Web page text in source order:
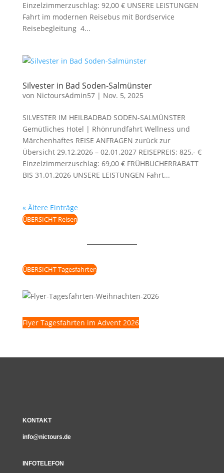
Einzelzimmerzuschlag: 92,00 € UNSERE LEISTUNGEN
Fahrt im modernen Reisebus mit Bordservice
Reisebegleitung 4...
Silvester in Bad Soden-Salmünster
von NictoursAdmin57| Nov. 5, 2025
SILVESTER IM HEILBADBAD SODEN-SALMÜNSTER
Gemütliches Hotel | Rhönrundfahrt Wellness und
Märchenhaftes REISE ANFRAGEN zurück zur
Übersicht 29.12.2026 – 02.01.2027 REISEPREIS: 825,- €
Einzelzimmerzuschlag: 69,00 € FRÜHBUCHERRABATT
BIS 31.01.2026 UNSERE LEISTUNGEN Fahrt...
« Ältere Einträge
ÜBERSICHT Reisen
ÜBERSICHT Tagesfahrten
Flyer Tagesfahrten im Advent 2026
KONTAKT
info@nictours.de
INFOTELEFON